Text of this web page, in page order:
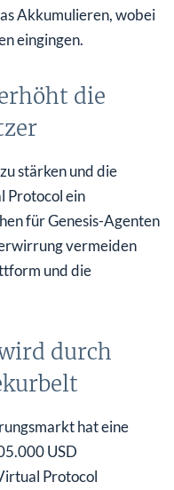
Akkumulieren, wobei
eingingen.
die
stärken und die
Protocol ein
für Genesis-Agenten
vermeiden
und die
durch
hat eine
USD
Protocol